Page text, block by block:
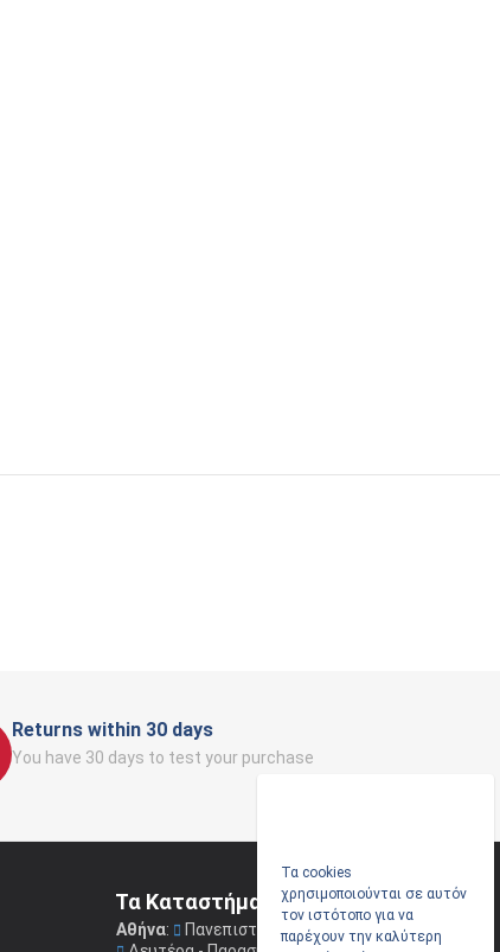
Returns within 30 days
You have 30 days to test your purchase
Τα Καταστήματα μας
Αθήνα: Πανεπιστημίου 41(Στοά Νικολούδη)
Τα cookies
χρησιμοποιούνται σε αυτόν
τον ιστότοπο για να
παρέχουν την καλύτερη